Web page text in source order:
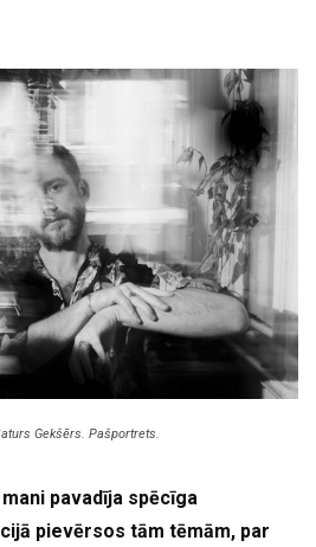
Gekšērs. Pašportrets.
pavadīja spēcīga
pievērsos tām tēmām, par